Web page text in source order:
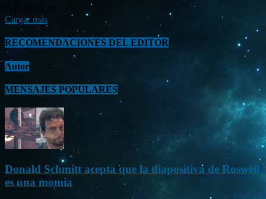
Sep 26, 2023
Cargar más
RECOMENDACIONES DEL EDITOR
Autor
MENSAJES POPULARES
Donald Schmitt acepta que la diapositiva de Roswell
es una momia